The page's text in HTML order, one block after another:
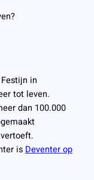
in
tot leven.
dan 100.000
isDeventer op